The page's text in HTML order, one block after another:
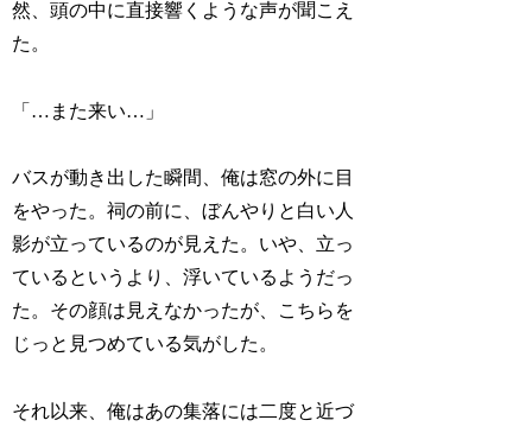
然、頭の中に直接響くような声が聞こえ
た。
「…また来い…」
バスが動き出した瞬間、俺は窓の外に目
をやった。祠の前に、ぼんやりと白い人
影が立っているのが見えた。いや、立っ
ているというより、浮いているようだっ
た。その顔は見えなかったが、こちらを
じっと見つめている気がした。
それ以来、俺はあの集落には二度と近づ